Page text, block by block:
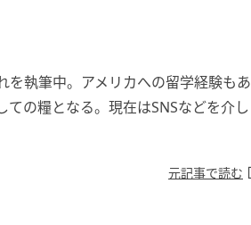
を執筆中。アメリカへの留学経験もあ
の糧となる。現在はSNSなどを介し
元記事で読む